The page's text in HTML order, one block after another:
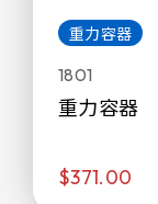
重力容器
1801
重力容器
$371.00